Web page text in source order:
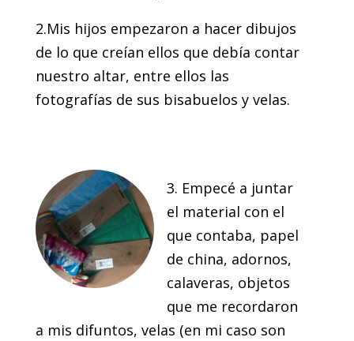
2.Mis hijos empezaron a hacer dibujos
de lo que creían ellos que debía contar
nuestro altar, entre ellos las
fotografías de sus bisabuelos y velas.
3. Empecé a juntar
el material con el
que contaba, papel
de china, adornos,
calaveras, objetos
que me recordaron
a mis difuntos, velas (en mi caso son